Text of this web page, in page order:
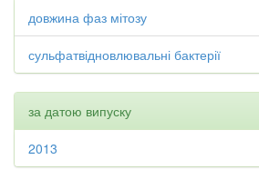
довжина фаз мітозу
сульфатвідновлювальні бактерії
за датою випуску
2013